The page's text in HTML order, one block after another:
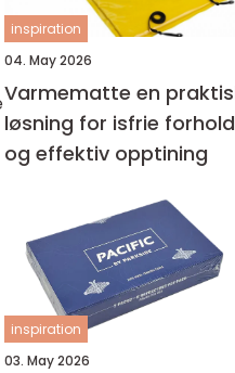
inspiration
04. May 2026
Varmematte en praktisk
løsning for isfrie forhold
og effektiv opptining
inspiration
03. May 2026